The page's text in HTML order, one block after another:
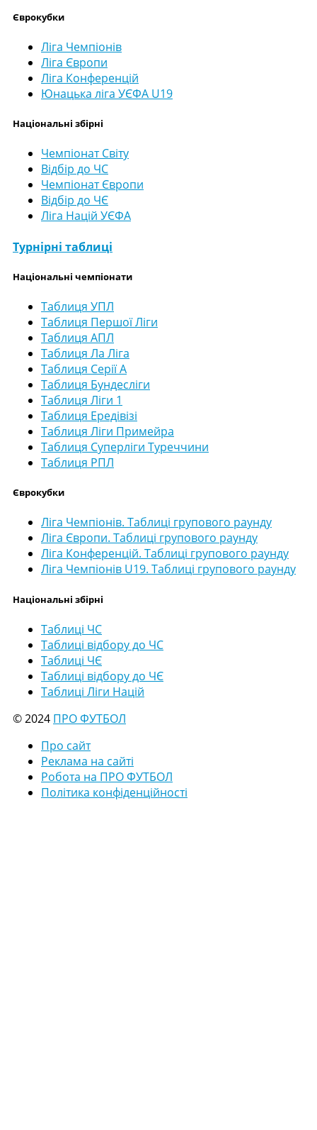
Єврокубки
Ліга Чемпіонів
Ліга Європи
Ліга Конференцій
Юнацька ліга УЄФА U19
Національні збірні
Чемпіонат Світу
Відбір до ЧС
Чемпіонат Європи
Відбір до ЧЄ
Ліга Націй УЄФА
Турнірні таблиці
Національні чемпіонати
Таблиця УПЛ
Таблиця Першої Ліги
Таблиця АПЛ
Таблиця Ла Ліга
Таблиця Серії А
Таблиця Бундесліги
Таблиця Ліги 1
Таблиця Ередівізі
Таблиця Ліги Примейра
Таблиця Суперліги Туреччини
Таблиця РПЛ
Єврокубки
Ліга Чемпіонів. Таблиці групового раунду
Ліга Європи. Таблиці групового раунду
Ліга Конференцій. Таблиці групового раунду
Ліга Чемпіонів U19. Таблиці групового раунду
Національні збірні
Таблиці ЧС
Таблиці відбору до ЧС
Таблиці ЧЄ
Таблиці відбору до ЧЄ
Таблиці Ліги Націй
© 2024 ПРО ФУТБОЛ
Про сайт
Реклама на сайті
Робота на ПРО ФУТБОЛ
Політика конфіденційності